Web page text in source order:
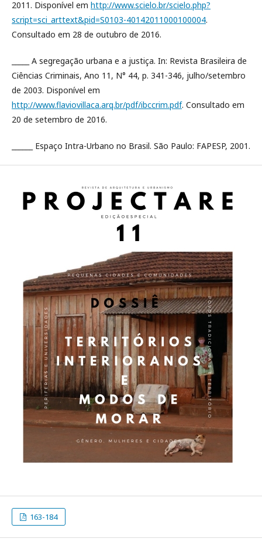
2011. Disponível em http://www.scielo.br/scielo.php?
script=sci_arttext&pid=S0103-40142011000100004.
Consultado em 28 de outubro de 2016.
_____ A segregação urbana e a justiça. In: Revista Brasileira de
Ciências Criminais, Ano 11, N° 44, p. 341-346, julho/setembro
de 2003. Disponível em
http://www.flaviovillaca.arq.br/pdf/ibccrim.pdf. Consultado em
20 de setembro de 2016.
______ Espaço Intra-Urbano no Brasil. São Paulo: FAPESP, 2001.
163-184